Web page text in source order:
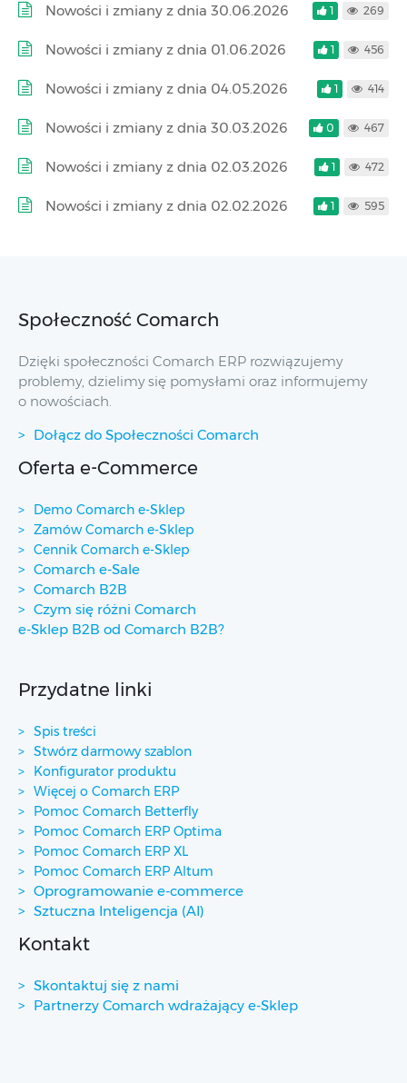
Nowości i zmiany z dnia 30.06.2026 1 269
Nowości i zmiany z dnia 01.06.2026 1 456
Nowości i zmiany z dnia 04.05.2026 1 414
Nowości i zmiany z dnia 30.03.2026 0 467
Nowości i zmiany z dnia 02.03.2026 1 472
Nowości i zmiany z dnia 02.02.2026 1 595
Społeczność Comarch
Dzięki społeczności Comarch ERP rozwiązujemy
problemy, dzielimy się pomysłami oraz informujemy
o nowościach.
Dołącz do Społeczności Comarch
Oferta e-Commerce
Demo Comarch e-Sklep
Zamów Comarch e-Sklep
Cennik Comarch e-Sklep
Comarch e-Sale
Comarch B2B
Czym się różni Comarch
e-Sklep B2B od Comarch B2B?
Przydatne linki
Spis treści
Stwórz darmowy szablon
Konfigurator produktu
Więcej o Comarch ERP
Pomoc Comarch Betterfly
Pomoc Comarch ERP Optima
Pomoc Comarch ERP XL
Pomoc Comarch ERP Altum
Oprogramowanie e-commerce
Sztuczna Inteligencja (AI)
Kontakt
Skontaktuj się z nami
Partnerzy Comarch wdrażający e-Sklep